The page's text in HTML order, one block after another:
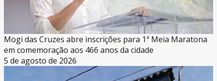
Mogi das Cruzes abre inscrições para 1ª Meia Maratona
em comemoração aos 466 anos da cidade
5 de agosto de 2026